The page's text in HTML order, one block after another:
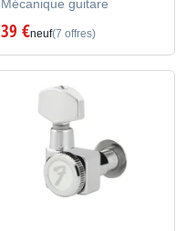
Mécanique guitare
39 €neuf(7 offres)